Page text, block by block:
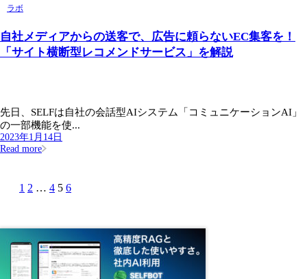
ラボ
自社メディアからの送客で、広告に頼らないEC集客を！
「サイト横断型レコメンドサービス」を解説
先日、SELFは自社の会話型AIシステム「コミュニケーションAI」
の一部機能を使...
2023年1月14日
Read more
1 2 … 4 5 6